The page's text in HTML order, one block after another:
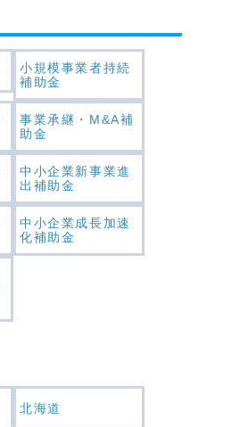
小規模事業者持続
補助金
事業承継・M&A補
助金
中小企業新事業進
出補助金
中小企業成長加速
化補助金
北海道